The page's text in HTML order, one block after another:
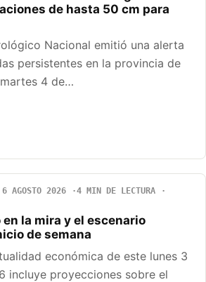
de hasta 50 cm para
Nacional emitió una alerta
persistentes en la provincia de
4 de…
6 AGOSTO 2026
4 MIN DE LECTURA
la mira y el escenario
de semana
económica de este lunes 3
incluye proyecciones sobre el